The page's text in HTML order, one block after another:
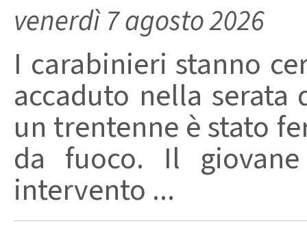
venerdì 7 agosto 2026
I carabinieri stanno
accaduto nella serata
un trentenne è stato
da fuoco. Il
intervento ...